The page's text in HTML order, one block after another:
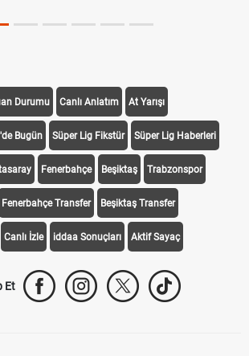
Durumu Canlı Anlatım At Yarışı
Bugün Süper Lig Fikstür Süper Lig Haberleri
Fenerbahçe Beşiktaş Trabzonspor
Fenerbahçe Transfer Beşiktaş Transfer
Canlı İzle iddaa Sonuçları Aktif Sayaç
Et